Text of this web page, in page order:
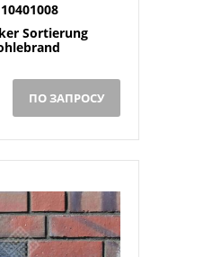
Sortierung
ПО ЗАПРОСУ